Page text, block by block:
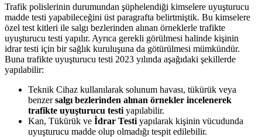
Trafik polislerinin durumundan şüphelendiği kimselere uyuşturucu
madde testi yapabileceğini üst paragrafta belirtmiştik. Bu kimselere
özel test kitleri ile salgı bezlerinden alınan örneklerle trafikte
uyuşturucu testi yapılır. Ayrıca gerekli görülmesi halinde kişinin
idrar testi için bir sağlık kuruluşuna da götürülmesi mümkündür.
Buna trafikte uyuşturucu testi 2023 yılında aşağıdaki şekillerde
yapılabilir:
Teknik Cihaz kullanılarak solunum havası, tükürük veya
benzersalgı bezlerinden alınan örnekler incelenerek
trafikte uyuşturucu testi yapılabilir.
Kan, Tükürük ve İdrar Testi yapılarak kişinin vücudunda
uyuşturucu madde olup olmadığı tespit edilebilir.